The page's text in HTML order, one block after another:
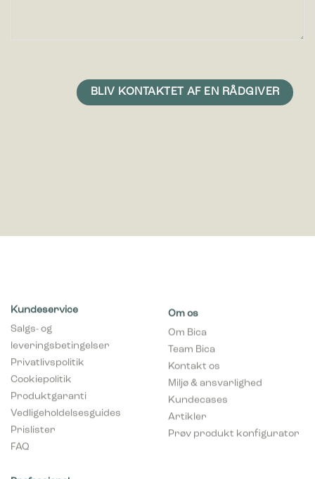
Kundeservice
Salgs- og
leveringsbetingelser
Privatlivspolitik
Cookiepolitik
Produktgaranti
Vedligeholdelsesguides
Prislister
FAQ
Om os
Om Bica
Team Bica
Kontakt os
Miljø & ansvarlighed
Kundecases
Artikler
Prøv produkt konfigurator
Professionel